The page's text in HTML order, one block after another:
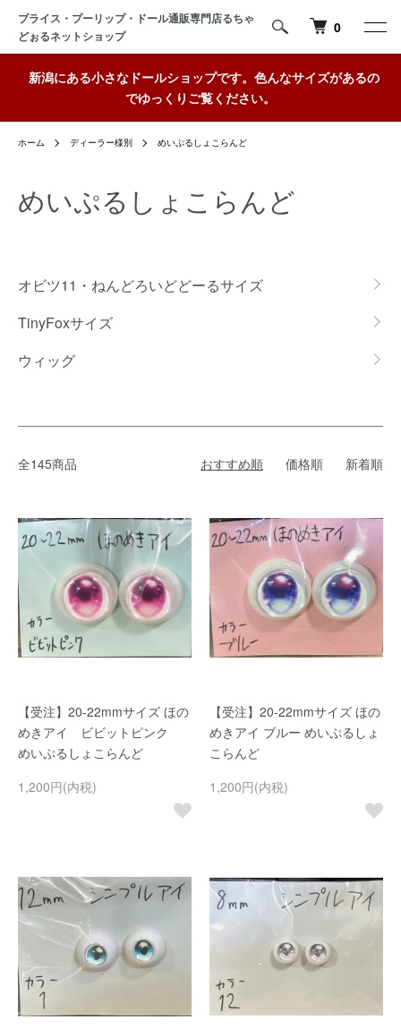
ブライス・プーリップ・ドール通販専門店るちゃ
どぉるネットショップ
0
新潟にある小さなドールショップです。色んなサイズがあるの
でゆっくりご覧ください。
ホーム ディーラー様別 めいぷるしょこらんど
めいぷるしょこらんど
オビツ11・ねんどろいどどーるサイズ
TinyFoxサイズ
ウィッグ
全145商品 おすすめ順 価格順 新着順
【受注】20-22mmサイズ ほの
めきアイ ビビットピンク
めいぷるしょこらんど
1,200円(内税)
【受注】20-22mmサイズ ほの
めきアイ ブルー めいぷるしょ
こらんど
1,200円(内税)